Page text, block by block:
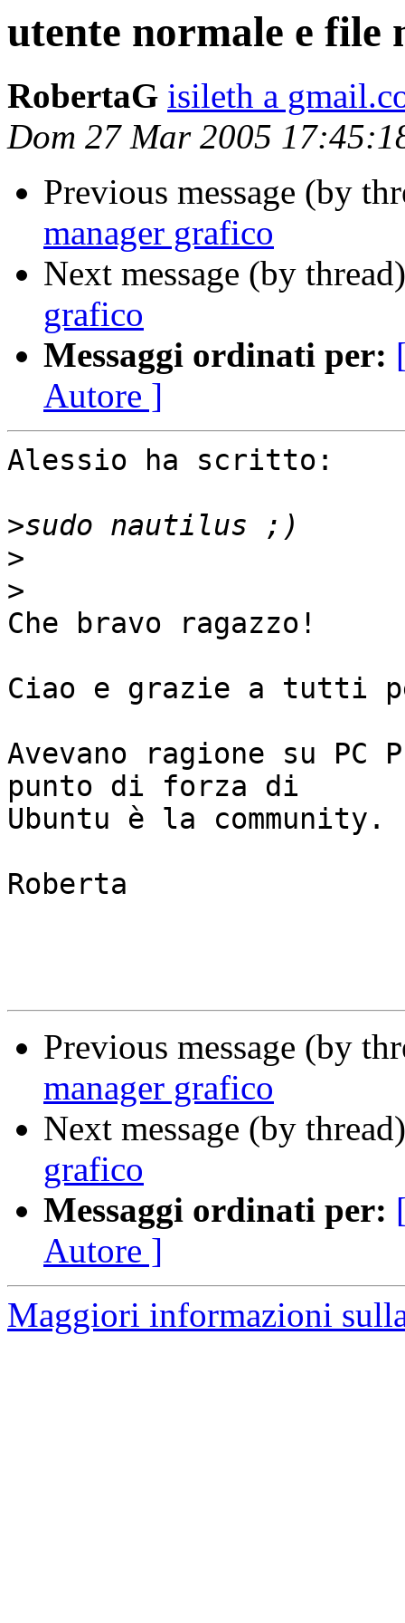
utente normale e file
RobertaG isileth a
Dom 27 Mar 2005
Previous message (by
manager grafico
Next message (by
grafico
Messaggi ordinati per:
Autore ]
Alessio ha scritto:
>
>
>
Che bravo ragazzo!
Ciao e grazie a tutti
Avevano ragione su
punto di forza di
Ubuntu è la community.
Roberta
Previous message (by
manager grafico
Next message (by
grafico
Messaggi ordinati per:
Autore ]
Maggiori informazioni